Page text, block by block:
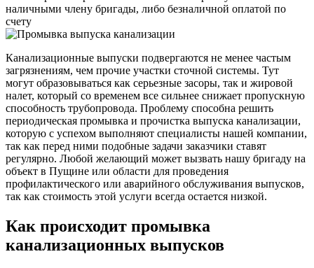
наличными члену бригады, либо безналичной оплатой по
счету
Канализационные выпуски подвергаются не менее частым
загрязнениям, чем прочие участки сточной системы. Тут
могут образовываться как серьезные засоры, так и жировой
налет, который со временем все сильнее снижает пропускную
способность трубопровода. Проблему способна решить
периодическая промывка и прочистка выпуска канализации,
которую с успехом выполняют специалисты нашей компании,
так как перед ними подобные задачи заказчики ставят
регулярно. Любой желающий может вызвать нашу бригаду на
объект в Пущине или области для проведения
профилактического или аварийного обслуживания выпусков,
так как стоимость этой услуги всегда остается низкой.
Как происходит промывка
канализационных выпусков